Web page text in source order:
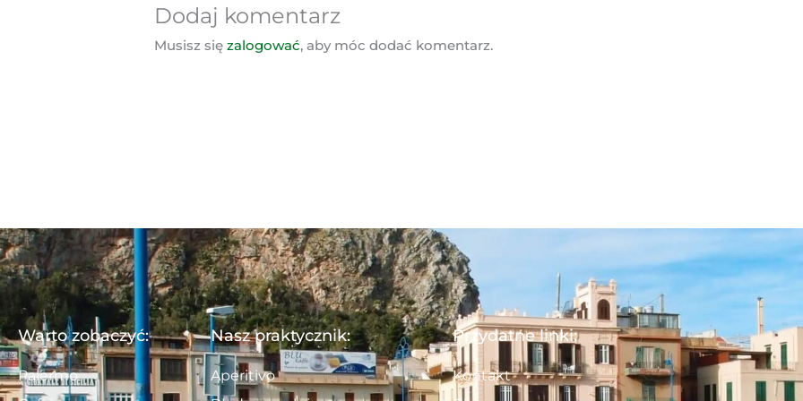
Dodaj komentarz
Musisz sięzalogować, aby móc dodać komentarz.
Warto zobaczyć:
Palermo
Nasz praktycznik:
Aperitivo
Przydatne linki:
Kontakt